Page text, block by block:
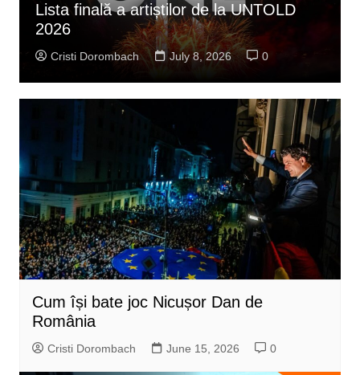
Lista finală a artiștilor de la UNTOLD
2026
Cristi Dorombach July 8, 2026 0
Cum își bate joc Nicușor Dan de
România
Cristi Dorombach June 15, 2026 0